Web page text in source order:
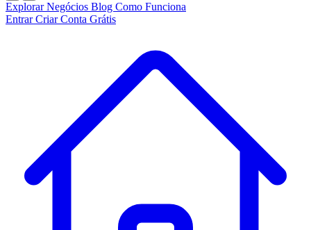
Explorar Negócios Blog Como Funciona
EntrarCriar Conta Grátis